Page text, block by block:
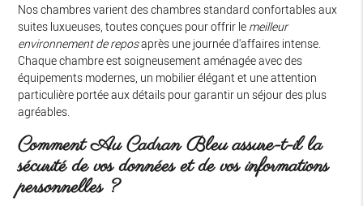
Nos chambres varient des chambres standard confortables aux
suites luxueuses, toutes conçues pour offrir le meilleur
environnement de reposaprès une journée d'affaires intense.
Chaque chambre est soigneusement aménagée avec des
équipements modernes, un mobilier élégant et une attention
particulière portée aux détails pour garantir un séjour des plus
agréables.
Comment Au Cadran Bleu assure-t-il la
sécurité de vos données et de vos informations
personnelles ?